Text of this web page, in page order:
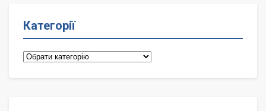
Категорії
Категорії